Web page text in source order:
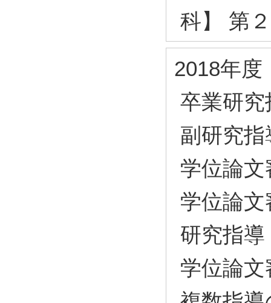
科】 第
2018年度
卒業研
副研究
学位論
学位論
研究指
学位論